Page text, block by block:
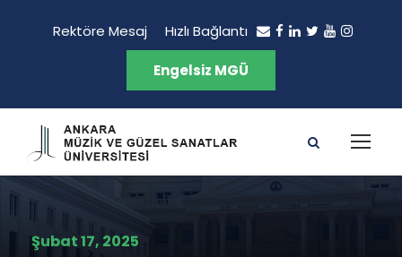
Rektöre Mesaj Hızlı Bağlantı
Engelsiz MGÜ
Şubat 17, 2025